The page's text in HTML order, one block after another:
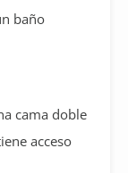
baño
cama doble
acceso